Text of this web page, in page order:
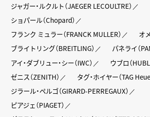
ジャガー・ルクルト（JAEGER LECOULTRE）
ショパール（Chopard）
フランク ミュラー（FRANCK MULLER）
オ
ブライトリング（BREITLING）
パネライ（
アイ・ダブリュー・シー（IWC）
ウブロ（
ゼニス（ZENITH）
タグ・ホイヤー（TAG
ジラール・ペルゴ（GIRARD-PERREGAUX）
ピアジェ（PIAGET）